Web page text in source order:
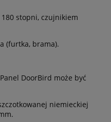
stopni, czujnikiem
(furtka, brama).
DoorBird może być
niemieckiej